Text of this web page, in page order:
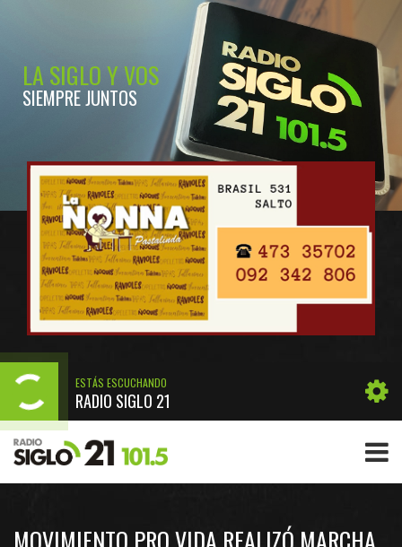
LA SIGLO Y VOS
SIEMPRE JUNTOS
ESTÁS ESCUCHANDO
RADIO SIGLO 21